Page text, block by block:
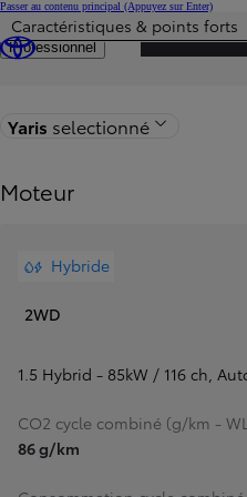
Passer au contenu principal (Appuyez sur Enter)
Particulier
Professionnel
Prix mis à jour Le prix de votre configuration est
Caractéristiques & points forts
Yaris selectionné
Moteur
Hybride
2WD
1.5 Hybrid - 85kW / 116 ch,
CO2 cycle combiné (g/km -
86 g/km